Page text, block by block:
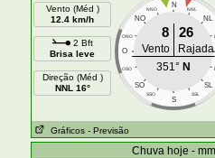
Vento (Méd )
12.4 km/h
2 Bft
Brisa leve
Direção (Méd )
NNL 16°
N
NNO NNL
NO NL
ONO
O
OSO
SO SL
SSO SSL
S
8 26
Vento
Rajada
351° N
Gráficos - Previsão
Chuva hoje - mm